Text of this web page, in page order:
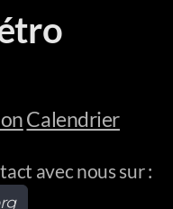
Calendrier
avec nous sur :